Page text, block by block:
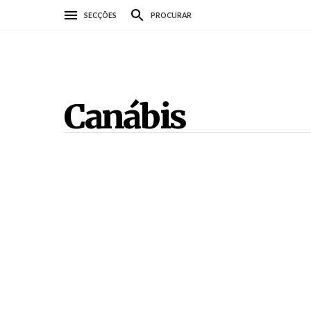
SECÇÕES PROCURAR
Canábis